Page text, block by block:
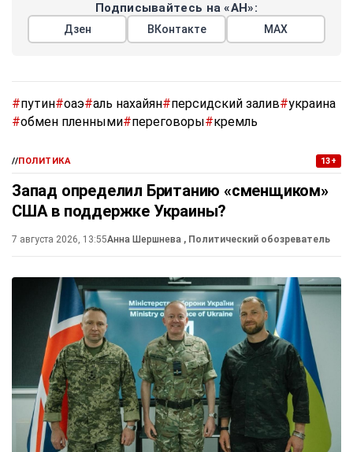
Подписывайтесь на «АН»:
Дзен ВКонтакте МАХ
#путин#оаэ#аль нахайян#персидский залив#украина
#обмен пленными#переговоры#кремль
//ПОЛИТИКА 13+
Запад определил Британию «сменщиком»
США в поддержке Украины?
7 августа 2026, 13:55Анна Шершнева , Политический обозреватель